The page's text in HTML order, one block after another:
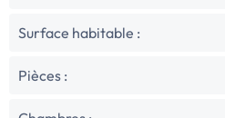
Surface habitable :
Pièces :